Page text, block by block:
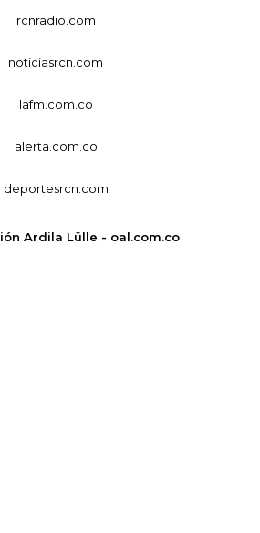
rcnradio.com
noticiasrcn.com
lafm.com.co
alerta.com.co
deportesrcn.com
Ardila Lülle - oal.com.co